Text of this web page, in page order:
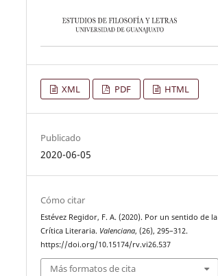
XML PDF HTML
Publicado
2020-06-05
Cómo citar
Estévez Regidor, F. A. (2020). Por un sentido de la
Crítica Literaria. Valenciana, (26), 295–312.
https://doi.org/10.15174/rv.vi26.537
Más formatos de cita